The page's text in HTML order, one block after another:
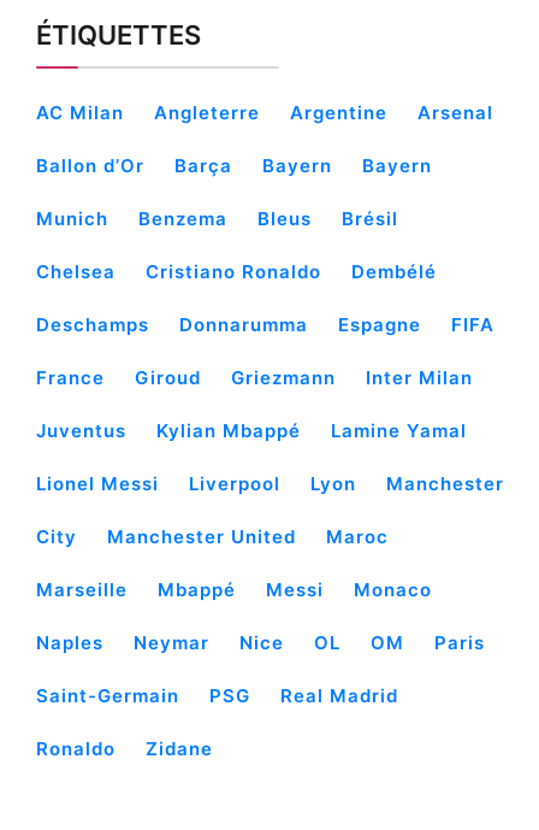
ÉTIQUETTES
AC Milan Angleterre Argentine Arsenal
Ballon d’Or Barça Bayern Bayern
Munich Benzema Bleus Brésil
Chelsea Cristiano Ronaldo Dembélé
Deschamps Donnarumma Espagne FIFA
France Giroud Griezmann Inter Milan
Juventus Kylian Mbappé Lamine Yamal
Lionel Messi Liverpool Lyon Manchester
City Manchester United Maroc
Marseille Mbappé Messi Monaco
Naples Neymar Nice OL OM Paris
Saint-Germain PSG Real Madrid
Ronaldo Zidane